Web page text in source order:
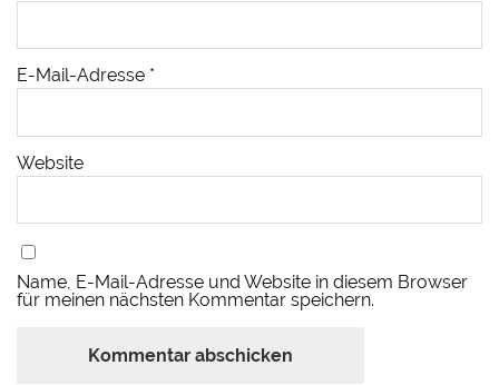
E-Mail-Adresse *
Website
Name, E-Mail-Adresse und Website in diesem Browser
für meinen nächsten Kommentar speichern.